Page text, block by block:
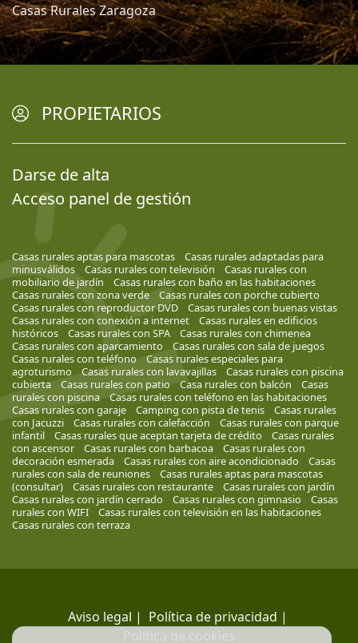
Casas Rurales Zaragoza
PROPIETARIOS
Darse de alta
Acceso panel de gestión
Casas rurales aptas para mascotas
Casas rurales adaptadas para
minusválidos
Casas rurales con televisión
Casas rurales con
mobiliario de jardín
Casas rurales con baño en las habitaciones
Casas rurales con zona verde
Casas rurales con porche cubierto
Casas rurales con reproductor DVD
Casas rurales con buenas vistas
Casas rurales con conexión a internet
Casas rurales en edificios
históricos
Casas rurales con SPA
Casas rurales con chimenea
Casas rurales con aparcamiento
Casas rurales con sala de juegos
Casas rurales con teléfono
Casas rurales especiales para
agroturismo
Casas rurales con lavavajillas
Casas rurales con piscina
cubierta
Casas rurales con patio Casa rurales con balcón
Casas
rurales con piscina
Casas rurales con teléfono en las habitaciones
Casas rurales con garaje
Camping con pista de tenis
Casas rurales
con Jacuzzi
Casas rurales con calefacción
Casas rurales con parque
infantil
Casas rurales que aceptan tarjeta de crédito
Casas rurales
con ascensor
Casas rurales con barbacoa
Casas rurales con
decoración esmerada
Casas rurales con aire acondicionado
Casas
rurales con sala de reuniones
Casas rurales aptas para mascotas
(consultar)
Casas rurales con restaurante
Casas rurales con jardín
Casas rurales con jardín cerrado
Casas rurales con gimnasio
Casas
rurales con WIFI
Casas rurales con televisión en las habitaciones
Casas rurales con terraza
Aviso legal | Política de privacidad |
Política de cookies